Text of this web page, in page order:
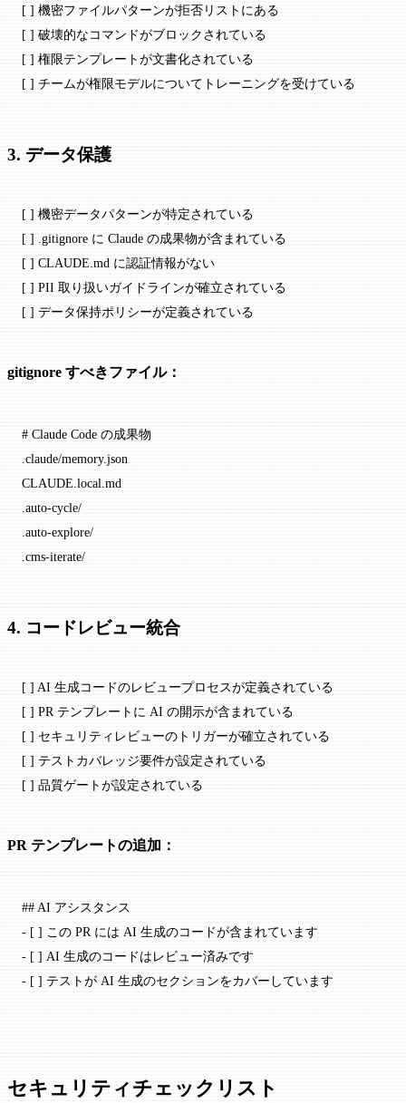
[ ] 機密ファイルパターンが拒否リストにある
[ ] 破壊的なコマンドがブロックされている
[ ] 権限テンプレートが文書化されている
[ ] チームが権限モデルについてトレーニングを受けている
3. データ保護
[ ] 機密データパターンが特定されている
[ ] .gitignore に Claude の成果物が含まれている
[ ] CLAUDE.md に認証情報がない
[ ] PII 取り扱いガイドラインが確立されている
[ ] データ保持ポリシーが定義されている
gitignore すべきファイル：
# Claude Code の成果物
.claude/memory.json
CLAUDE.local.md
.auto-cycle/
.auto-explore/
.cms-iterate/
4. コードレビュー統合
[ ] AI 生成コードのレビュープロセスが定義されている
[ ] PR テンプレートに AI の開示が含まれている
[ ] セキュリティレビューのトリガーが確立されている
[ ] テストカバレッジ要件が設定されている
[ ] 品質ゲートが設定されている
PR テンプレートの追加：
## AI アシスタンス
- [ ] この PR には AI 生成のコードが含まれています
- [ ] AI 生成のコードはレビュー済みです
- [ ] テストが AI 生成のセクションをカバーしています
セキュリティチェックリスト